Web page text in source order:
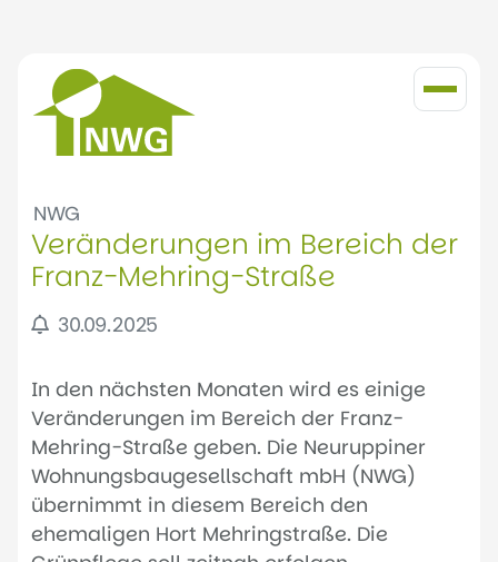
NWG
Veränderungen im Bereich der
Franz-Mehring-Straße
30.09.2025
In den nächsten Monaten wird es einige
Veränderungen im Bereich der Franz-
Mehring-Straße geben. Die Neuruppiner
Wohnungsbaugesellschaft mbH (NWG)
übernimmt in diesem Bereich den
ehemaligen Hort Mehringstraße. Die